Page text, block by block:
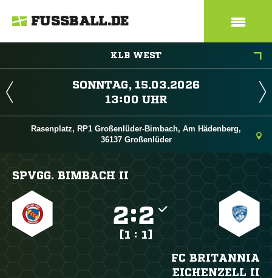
FUSSBALL.DE
KLB WEST
 
 
Rasenplatz, RP1 Großenlüder-Bimbach, Am Hädenberg,
36137 Großenlüder
SPVGG. BIMBACH II
:
[1 : 1]
FC BRITANNIA
EICHENZELL II